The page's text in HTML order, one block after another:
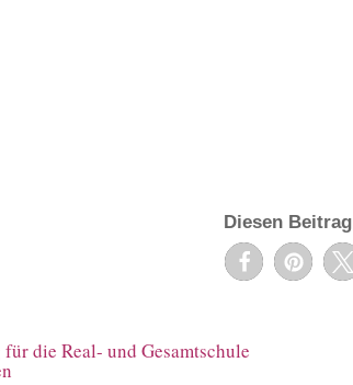
Diesen
die Real- und Gesamtschule